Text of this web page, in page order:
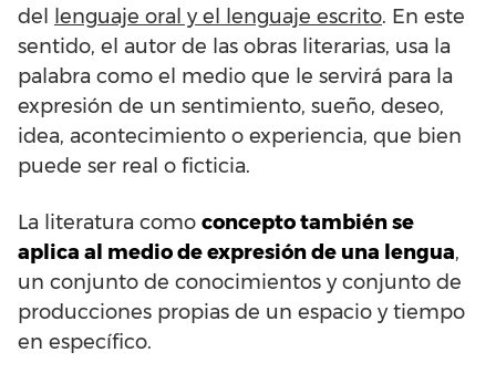
del
lenguaje oral y el lenguaje escrito. En este
sentido, el autor de las obras literarias, usa la
palabra como el medio que le servirá para la
expresión de un sentimiento, sueño, deseo,
idea, acontecimiento o experiencia, que bien
puede ser real o ficticia.
La literatura como concepto también se
aplica al medio de expresión de una lengua,
un conjunto de conocimientos y conjunto de
producciones propias de un espacio y tiempo
en específico.